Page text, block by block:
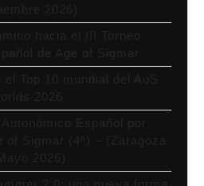
2026)
hacia el III Torneo
de Age of Sigmar
Top 10 mundial del AoS
2026
Español por
of Sigmar (4ª) – (Zaragoza
2026)